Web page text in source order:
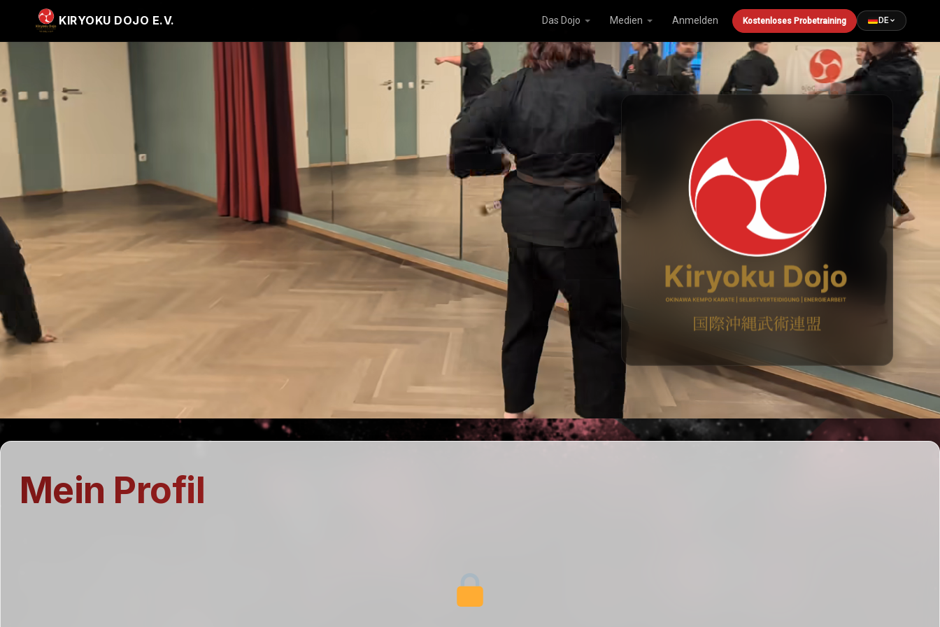
KIRYOKU DOJO E.V. Das Dojo Medien Anmelden Kostenloses Probetraining DE
Mein Profil